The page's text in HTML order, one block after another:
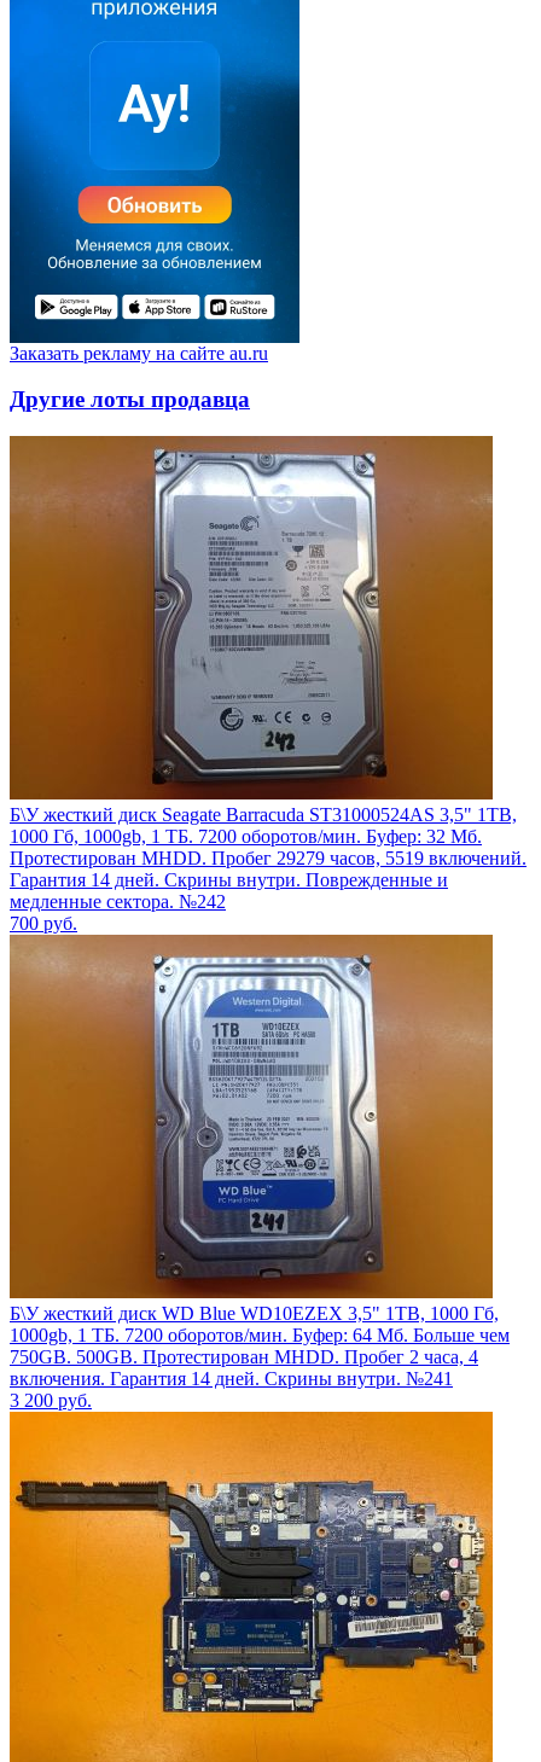
Заказать рекламу на сайте au.ru
Другие лоты продавца
Б\У жесткий диск Seagate Barracuda ST31000524AS 3,5" 1TB,
1000 Гб, 1000gb, 1 ТБ. 7200 оборотов/мин. Буфер: 32 Мб.
Протестирован MHDD. Пробег 29279 часов, 5519 включений.
Гарантия 14 дней. Скрины внутри. Поврежденные и
медленные сектора. №242
700 руб.
Б\У жесткий диск WD Blue WD10EZEX 3,5" 1TB, 1000 Гб,
1000gb, 1 ТБ. 7200 оборотов/мин. Буфер: 64 Мб. Больше чем
750GB. 500GB. Протестирован MHDD. Пробег 2 часа, 4
включения. Гарантия 14 дней. Скрины внутри. №241
3 200 руб.